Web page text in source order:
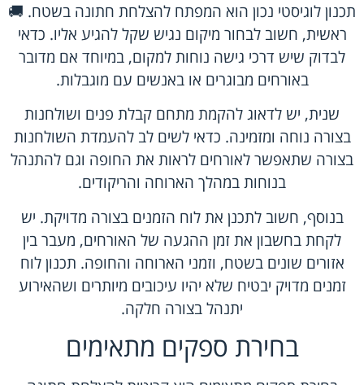
תכנון לוגיסטי נכון הוא המפתח להצלחת חתונה בשטח. 🚚
ראשית, חשוב לבחור מיקום נגיש שקל להגיע אליו. כדאי
לבדוק שיש דרכי גישה נוחות למקום, במיוחד אם מדובר
באורחים מבוגרים או באנשים עם מוגבלות.
שנית, יש לדאוג להקמת מתחם קבלת פנים ושולחנות
בצורה נוחה ומזמינה. כדאי לשים לב להעמדת השולחנות
בצורה שתאפשר לאורחים לראות את החופה וגם להתנהל
בנוחות במהלך הארוחה והריקודים.
בנוסף, חשוב לתכנן את לוח הזמנים בצורה מדויקת. יש
לקחת בחשבון את זמן ההגעה של האורחים, מעבר בין
אזורים שונים בשטח, וזמני הארוחה והחופה. תכנון לוח
זמנים מדויק יבטיח שלא יהיו עיכובים מיותרים ושהאירוע
יתנהל בצורה חלקה.
בחירת ספקים מתאימים